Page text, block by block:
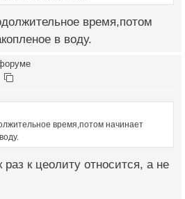
время,потом
в воду.
время,потом начинает
к цеолиту относится, а не